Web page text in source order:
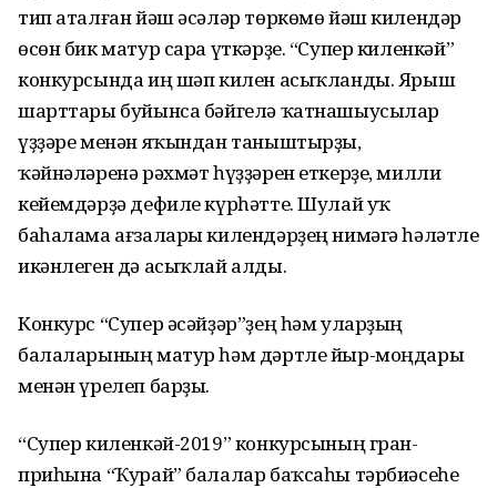
тип аталған йәш әсәләр төркөмө йәш килендәр
өсөн бик матур сара үткәрҙе. “Супер киленкәй”
конкурсында иң шәп килен асыҡланды. Ярыш
шарттары буйынса бәйгелә ҡатнашыусылар
үҙҙәре менән яҡындан таныштырҙы,
ҡәйнәләренә рәхмәт һүҙҙәрен еткерҙе, милли
кейемдәрҙә дефиле күрһәтте. Шулай уҡ
баһалама ағзалары килендәрҙең нимәгә һәләтле
икәнлеген дә асыҡлай алды.
Конкурс “Супер әсәйҙәр”ҙең һәм уларҙың
балаларының матур һәм дәртле йыр-моңдары
менән үрелеп барҙы.
“Супер киленкәй-2019” конкурсының гран-
приһына “Ҡурай” балалар баҡсаһы тәрбиәсеһе